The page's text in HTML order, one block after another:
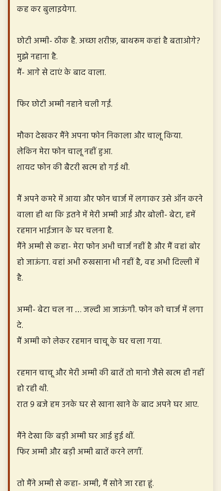
कह कर बुलाइयेगा.
छोटी अम्मी- ठीक है. अच्छा शरीफ़, बाथरूम कहां है बताओगे?
मुझे नहाना है.
मैं- आगे से दाएं के बाद वाला.
फिर छोटी अम्मी नहाने चली गईं.
मौका देखकर मैंने अपना फोन निकाला और चालू किया.
लेकिन मेरा फोन चालू नहीं हुआ.
शायद फोन की बैटरी खत्म हो गई थी.
मैं अपने कमरे में आया और फोन चार्ज में लगाकर उसे ऑन करने
वाला ही था कि इतने में मेरी अम्मी आईं और बोली- बेटा, हमें
रहमान भाईजान के घर चलना है.
मैंने अम्मी से कहा- मेरा फोन अभी चार्ज नहीं है और मैं वहां बोर
हो जाऊंगा. वहां अभी रुखसाना भी नहीं है, वह अभी दिल्ली में
है.
अम्मी- बेटा चल ना … जल्दी आ जाऊंगी. फोन को चार्ज में लगा
दे.
मैं अम्मी को लेकर रहमान चाचू के घर चला गया.
रहमान चाचू और मेरी अम्मी की बातें तो मानो जैसे खत्म ही नहीं
हो रही थी.
रात 9 बजे हम उनके घर से खाना खाने के बाद अपने घर आए.
मैंने देखा कि बड़ी अम्मी घर आई हुई थीं.
फिर अम्मी और बड़ी अम्मी बातें करने लगीं.
तो मैंने अम्मी से कहा- अम्मी, मैं सोने जा रहा हूं.